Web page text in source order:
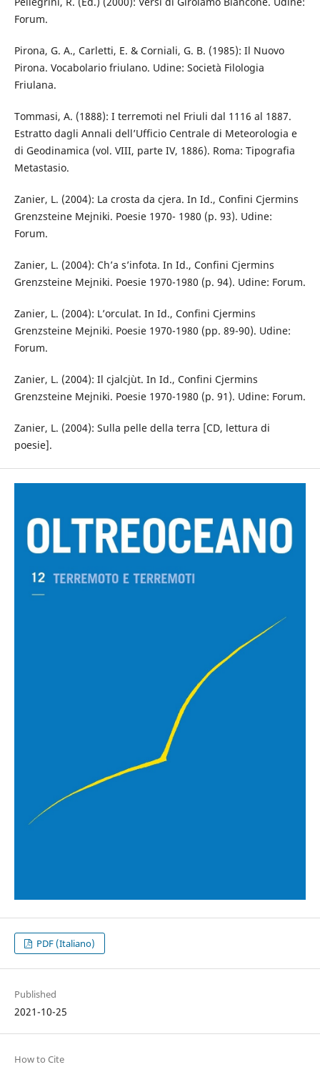
Forum.
Pirona, G. A., Carletti, E. & Corniali, G. B. (1985): Il Nuovo
Pirona. Vocabolario friulano. Udine: Società Filologia
Friulana.
Tommasi, A. (1888): I terremoti nel Friuli dal 1116 al 1887.
Estratto dagli Annali dell’Ufficio Centrale di Meteorologia e
di Geodinamica (vol. VIII, parte IV, 1886). Roma: Tipografia
Metastasio.
Zanier, L. (2004): La crosta da cjera. In Id., Confini Cjermins
Grenzsteine Mejniki. Poesie 1970- 1980 (p. 93). Udine:
Forum.
Zanier, L. (2004): Ch’a s’infota. In Id., Confini Cjermins
Grenzsteine Mejniki. Poesie 1970-1980 (p. 94). Udine: Forum.
Zanier, L. (2004): L’orculat. In Id., Confini Cjermins
Grenzsteine Mejniki. Poesie 1970-1980 (pp. 89-90). Udine:
Forum.
Zanier, L. (2004): Il cjalcjùt. In Id., Confini Cjermins
Grenzsteine Mejniki. Poesie 1970-1980 (p. 91). Udine: Forum.
Zanier, L. (2004): Sulla pelle della terra [CD, lettura di
poesie].
PDF (Italiano)
Published
2021-10-25
How to Cite